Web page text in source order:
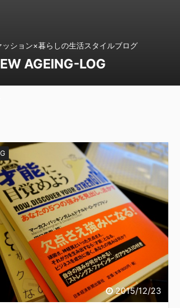
ション×暮らしの生活スタイルブログ
AGEING-LOG
2015/12/23